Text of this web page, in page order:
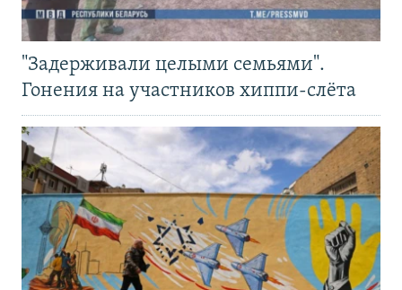
"Задерживали целыми семьями".
Гонения на участников хиппи-слёта